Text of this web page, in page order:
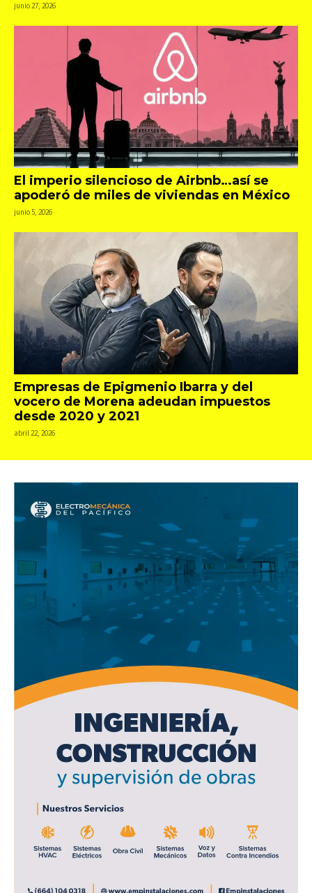
junio 27, 2026
El imperio silencioso de Airbnb…así se
apoderó de miles de viviendas en México
junio 5, 2026
Empresas de Epigmenio Ibarra y del
vocero de Morena adeudan impuestos
desde 2020 y 2021
abril 22, 2026